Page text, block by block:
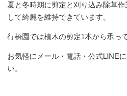
夏と冬時期に剪定と刈り込み除草
して綺麗を維持できています。
行橋園では植木の剪定1本から承っ
お気軽にメール・電話・公式LINE
い。